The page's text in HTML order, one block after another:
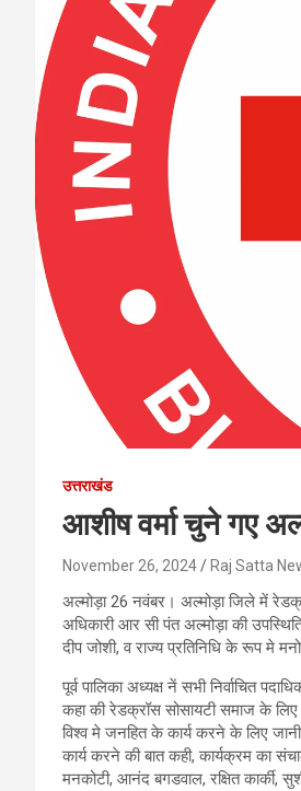
उत्तराखंड
आशीष वर्मा चुने गए
November 26, 2024 Raj Satta
अल्मोड़ा 26 नवंबर। अल्मोड़ा जिले में
अधिकारी आर सी पंत अल्मोड़ा की
दीप जोशी, व राज्य प्रतिनिधि के रूप मे
पूर्व पालिका अध्यक्ष नें सभी निर्वाचित
कहा की रेडक्रॉस सोसायटी समाज के लिए
विश्व मे जनहित के कार्य करने के लिए
कार्य करने की बात कही, कार्यक्रम का
मनकोटी, आनंद बगडवाल, रक्षित कार्की,